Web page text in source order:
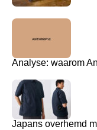
Analyse: waarom
Japans overhemd